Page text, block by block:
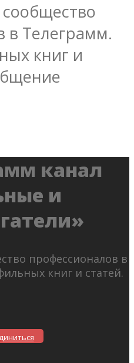
в Телеграмм.
книг и
канал
и
профессионалов в
книг и статей.